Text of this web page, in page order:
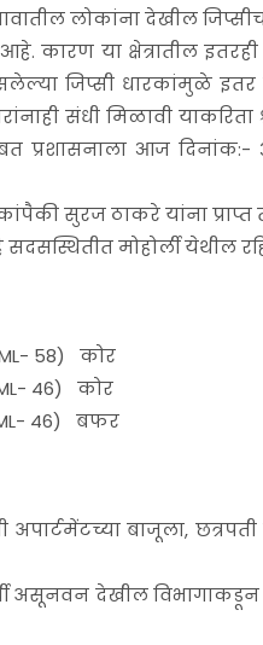
लोकांना देखील
कारण या क्षेत्रातील
जिप्सी धारकांमुळे इतर
संधी मिळावी याकरिता
प्रशासनाला आज दिनांक:-
सुरज ठाकरे यांना प्राप्त
मोहोर्ली येथील
58) कोर
46) कोर
46) बफर
अपार्टमेंटच्या बाजूला,
असूनवन देखील